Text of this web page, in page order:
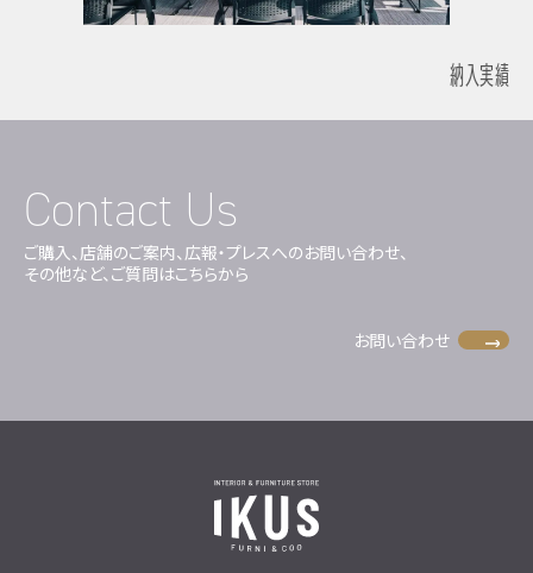
納入実績
Contact Us
ご購入、店舗のご案内、広報・プレスへのお問い合わせ、
その他など、ご質問はこちらから
お問い合わせ